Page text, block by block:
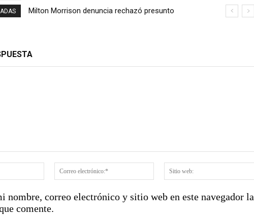
Milton Morrison denuncia rechazó presunto
Autobús con explosivos es desactivado en zona
Nombre:*
Correo
electrónico:*
nombre, correo electrónico y sitio web en este navegador la
comente.